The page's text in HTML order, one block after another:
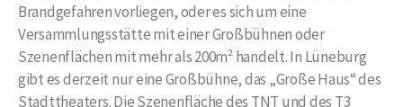
Brandgefahren vorliegen, oder es sich um eine
Versammlungsstätte mit einer Großbühnen oder
Szenenflächen mit mehr als 200m² handelt. In Lüneburg
gibt es derzeit nur eine Großbühne, das „Große Haus“ des
Stadttheaters. Die Szenenfläche des TNT und des T3